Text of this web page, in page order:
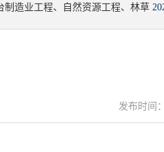
制造业工程、自然资源工程、林草
发布时间